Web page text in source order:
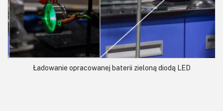
Ładowanie opracowanej baterii zieloną diodą LED